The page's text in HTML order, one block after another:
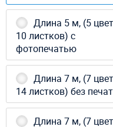
Длина 5 м, (5
10 листков) с
фотопечатью
Длина 7 м, (7
14 листков) без
Длина 7 м, (7